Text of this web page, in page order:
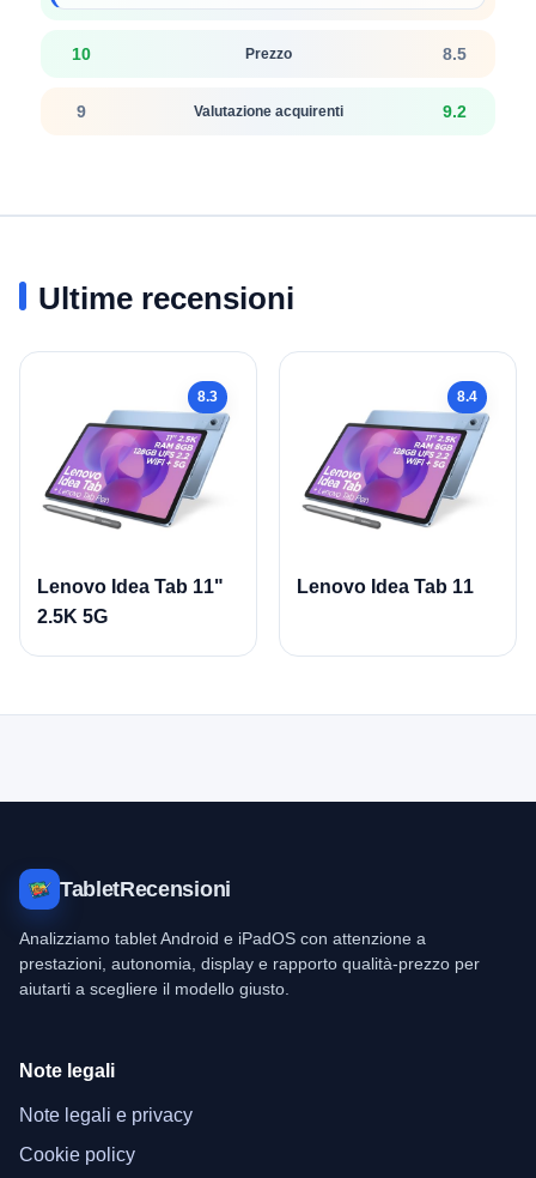
10 Prezzo 8.5
9 Valutazione acquirenti 9.2
Ultime recensioni
8.3
Lenovo Idea Tab 11"
2.5K 5G
8.4
Lenovo Idea Tab 11
TabletRecensioni
Analizziamo tablet Android e iPadOS con attenzione a
prestazioni, autonomia, display e rapporto qualità-prezzo per
aiutarti a scegliere il modello giusto.
Note legali
Note legali e privacy
Cookie policy